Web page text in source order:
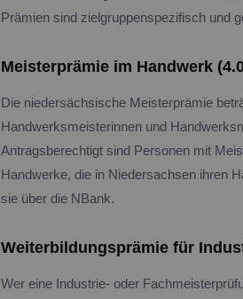
Prämien sind zielgruppenspezifisch und
Meisterprämie im Handwerk
Die niedersächsische Meisterprämie
Handwerksmeisterinnen und
Antragsberechtigt sind Personen mit
Handwerke, die in Niedersachsen ihren
sie über die NBank.
Weiterbildungsprämie für
Wer eine Industrie- oder